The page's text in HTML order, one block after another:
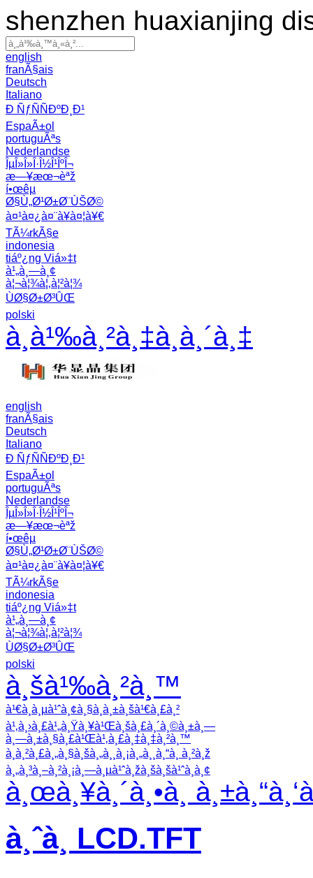
shenzhen huaxianjing
english
franÃ§ais
Deutsch
Italiano
Ð ÑƒÑÑÐºÐ¸Ð¹
EspaÃ±ol
portuguÃªs
Nederlandse
ÎµÎ»Î»Î·Î½Î¹ÎºÎ¬
æ—¥æœ¬èªž
í•œêµ­
Ø§Ù„Ø¹Ø±Ø¨ÙŠØ©
à¤¹à¤¿à¤¨à¥à¤¦à¥€
TÃ¼rkÃ§e
indonesia
tiáº¿ng Viá»‡t
à¹„à¸—à¸¢
à¦¬à¦¾à¦‚à¦²à¦¾
ÙØ§Ø±Ø³ÛŒ
polski
à¸­à¹‰à¸²à¸‡à¸­à¸´à¸‡
english
franÃ§ais
Deutsch
Italiano
Ð ÑƒÑÑÐºÐ¸Ð¹
EspaÃ±ol
portuguÃªs
Nederlandse
ÎµÎ»Î»Î·Î½Î¹ÎºÎ¬
æ—¥æœ¬èªž
í•œêµ­
Ø§Ù„Ø¹Ø±Ø¨ÙŠØ©
à¤¹à¤¿à¤¨à¥à¤¦à¥€
TÃ¼rkÃ§e
indonesia
tiáº¿ng Viá»‡t
à¹„à¸—à¸¢
à¦¬à¦¾à¦‚à¦²à¦¾
ÙØ§Ø±Ø³ÛŒ
polski
à¸šà¹‰à¸²à¸™
à¹€à¸à¸µà¹ˆà¸¢à¸§à¸à¸±à¸šà¹€à¸£à¸²
à¹‚à¸›à¸£à¹„à¸Ÿà¸¥à¹Œà¸šà¸£à¸´à¸©à¸±à¸—
à¸—à¸±à¸§à¸£à¹Œà¹‚à¸£à¸‡à¸‡à¸²à¸™
à¸à¸²à¸£à¸„à¸§à¸šà¸„à¸¸à¸¡à¸„à¸¸à¸“à¸ à¸²à¸ž
à¸„à¸³à¸–à¸²à¸¡à¸—à¸µà¹ˆà¸žà¸šà¸šà¹ˆà¸­à¸¢
à¸œà¸¥à¸´à¸•à¸
à¸ˆà¸­ LCD.TFT